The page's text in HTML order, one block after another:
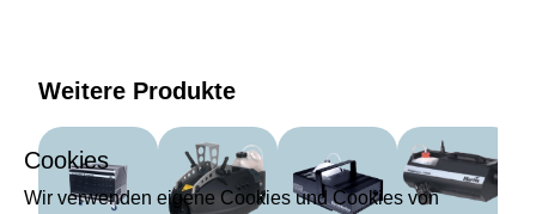
Cookies
Wir verwenden eigene Cookies und Cookies von
Weitere Produkte